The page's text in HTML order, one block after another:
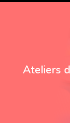
Ateliers